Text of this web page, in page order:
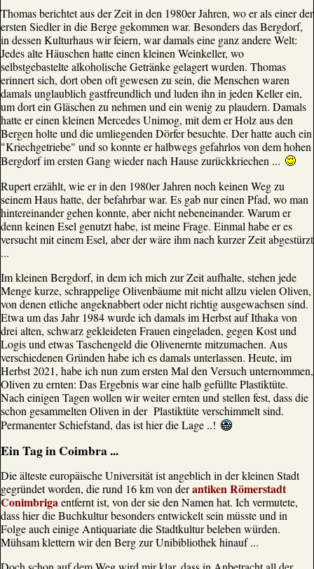
Thomas berichtet aus der Zeit in den 1980er Jahren, wo er als einer der
ersten Siedler in die Berge gekommen war. Besonders das Bergdorf,
in dessen Kulturhaus wir feiern, war damals eine ganz andere Welt:
Jedes alte Häuschen hatte einen kleinen Weinkeller, wo
selbstgebastelte alkoholische Getränke gelagert wurden. Thomas
erinnert sich, dort oben oft gewesen zu sein, die Menschen waren
damals unglaublich gastfreundlich und luden ihn in jeden Keller ein,
um dort ein Gläschen zu nehmen und ein wenig zu plaudern. Damals
hatte er einen kleinen Mercedes Unimog, mit dem er Holz aus den
Bergen holte und die umliegenden Dörfer besuchte. Der hatte auch ein
"Kriechgetriebe" und so konnte er halbwegs gefahrlos von dem hohen
Bergdorf im ersten Gang wieder nach Hause zurückkriechen ...
Rupert erzählt, wie er in den 1980er Jahren noch keinen Weg zu
seinem Haus hatte, der befahrbar war. Es gab nur einen Pfad, wo man
hintereinander gehen konnte, aber nicht nebeneinander. Warum er
denn keinen Esel genutzt habe, ist meine Frage. Einmal habe er es
versucht mit einem Esel, aber der wäre ihm nach kurzer Zeit abgestürzt
...
Im kleinen Bergdorf, in dem ich mich zur Zeit aufhalte, stehen jede
Menge kurze, schrappelige Olivenbäume mit nicht allzu vielen Oliven,
von denen etliche angeknabbert oder nicht richtig ausgewachsen sind.
Etwa um das Jahr 1984 wurde ich damals im Herbst auf Ithaka von
drei alten, schwarz gekleideten Frauen eingeladen, gegen Kost und
Logis und etwas Taschengeld die Olivenernte mitzumachen. Aus
verschiedenen Gründen habe ich es damals unterlassen. Heute, im
Herbst 2021, habe ich nun zum ersten Mal den Versuch unternommen,
Oliven zu ernten: Das Ergebnis war eine halb gefüllte Plastiktüte.
Nach einigen Tagen wollen wir weiter ernten und stellen fest, dass die
schon gesammelten Oliven in der Plastiktüte verschimmelt sind.
Permanenter Schiefstand, das ist hier die Lage ..!
Ein Tag in Coimbra ...
Die älteste europäische Universität ist angeblich in der kleinen Stadt
gegründet worden, die rund 16 km von derantiken Römerstadt
Conimbrigaentfernt ist, von der sie den Namen hat. Ich vermutete,
dass hier die Buchkultur besonders entwickelt sein müsste und in
Folge auch einige Antiquariate die Stadtkultur beleben würden.
Mühsam klettern wir den Berg zur Unibibliothek hinauf ...